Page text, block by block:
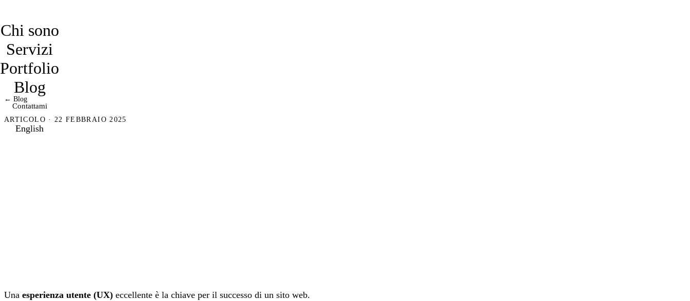
Chi sono
Servizi
Portfolio
Blog
Contattami
English
← Blog
ARTICOLO · 22 FEBBRAIO 2025
Una esperienza utente (UX) eccellente è la chiave per il successo di un sito web.